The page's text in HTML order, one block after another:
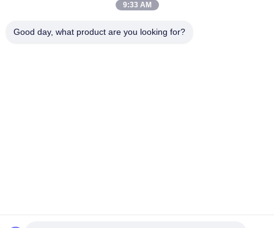
9:33 AM
Good day, what product are you looking for?